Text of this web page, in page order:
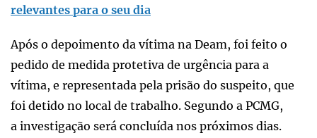
relevantes para o seu dia
Após o depoimento da vítima na Deam, foi feito o
pedido de medida protetiva de urgência para a
vítima, e representada pela prisão do suspeito, que
foi detido no local de trabalho. Segundo a PCMG,
a investigação será concluída nos próximos dias.